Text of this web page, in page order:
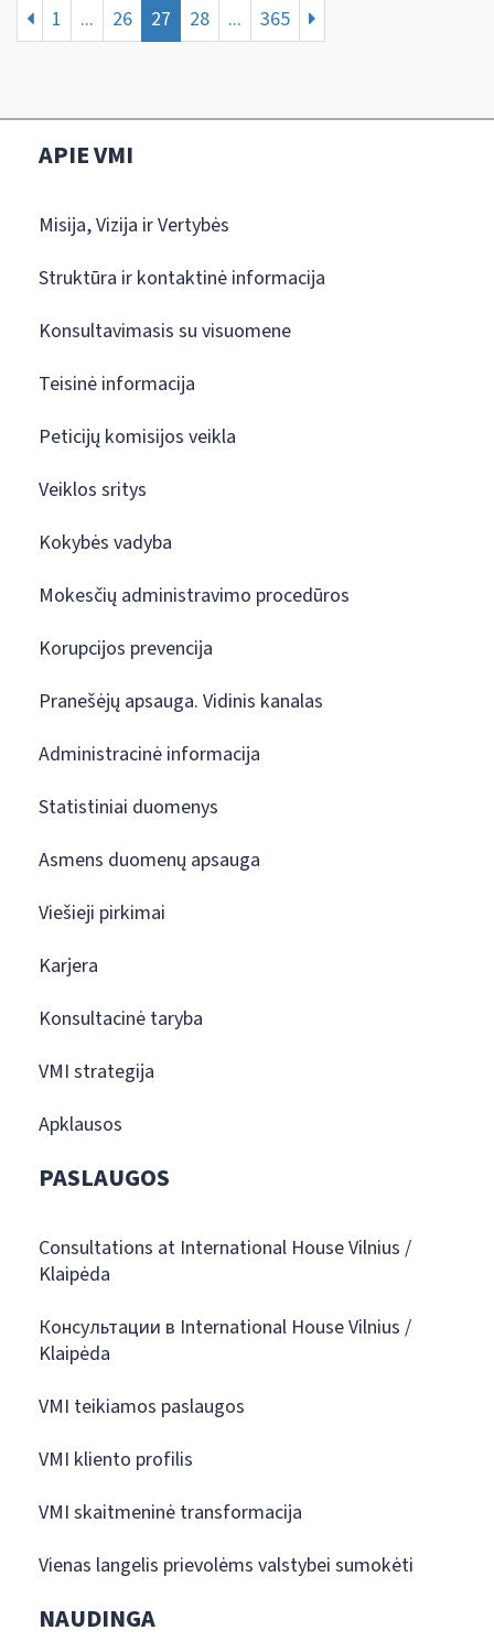
1 ... 26 27 28 ... 365
APIE VMI
Misija, Vizija ir Vertybės
Struktūra ir kontaktinė informacija
Konsultavimasis su visuomene
Teisinė informacija
Peticijų komisijos veikla
Veiklos sritys
Kokybės vadyba
Mokesčių administravimo procedūros
Korupcijos prevencija
Pranešėjų apsauga. Vidinis kanalas
Administracinė informacija
Statistiniai duomenys
Asmens duomenų apsauga
Viešieji pirkimai
Karjera
Konsultacinė taryba
VMI strategija
Apklausos
PASLAUGOS
Consultations at International House Vilnius /
Klaipėda
Консультации в International House Vilnius /
Klaipėda
VMI teikiamos paslaugos
VMI kliento profilis
VMI skaitmeninė transformacija
Vienas langelis prievolėms valstybei sumokėti
NAUDINGA